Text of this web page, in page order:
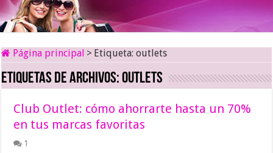
Página principal > Etiqueta:outlets
Etiquetas de archivos:outlets
Club Outlet: cómo ahorrarte hasta un 70%
en tus marcas favoritas
1